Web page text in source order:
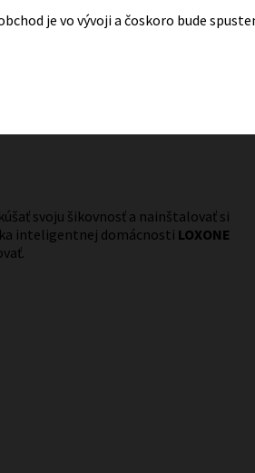
je vo vývoji a čoskoro bude
svoju šikovnosť a nainštalovať si
inteligentnej domácnosti LOXONE